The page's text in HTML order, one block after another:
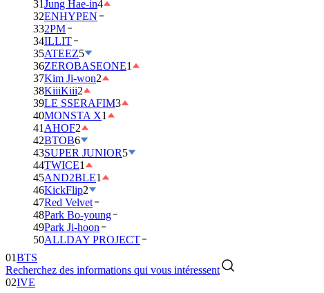
31Jung Hae-in4
32ENHYPEN
332PM
34ILLIT
35ATEEZ5
36ZEROBASEONE1
37Kim Ji-won2
38KiiiKiii2
39LE SSERAFIM3
40MONSTA X1
41 AHOF2
42BTOB6
43SUPER JUNIOR5
44TWICE1
45AND2BLE1
46KickFlip2
47Red Velvet
48Park Bo-young
49Park Ji-hoon
50ALLDAY PROJECT
Recherchez des informations qui vous intéressent
BTS
02IVE
03DAY6